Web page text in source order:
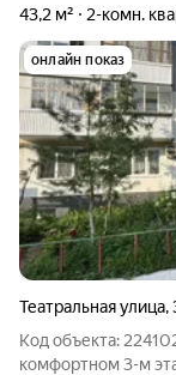
43,2 м² 2-комн.
онлайн показ
Театральная улица,
Код объекта: 2241021. Уютная 2-к. квартира
комфортном 3-м